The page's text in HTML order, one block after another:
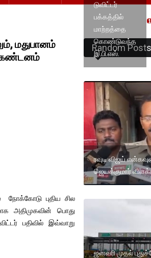
இன்று
மதுபானம்
கண்டனம்
நோக்கோடு புதிய சில
அதிமுகவின் பொது
பதிவில் இவ்வாறு
Random Posts
டுவிட்டர்
பக்கத்தில்
மாற்றத்தை
கொண்டுவந்த
இ.பி.எஸ்.
ரவுடி விஜய்
ஜெயக்குமார்
ஜனவரி முதல்